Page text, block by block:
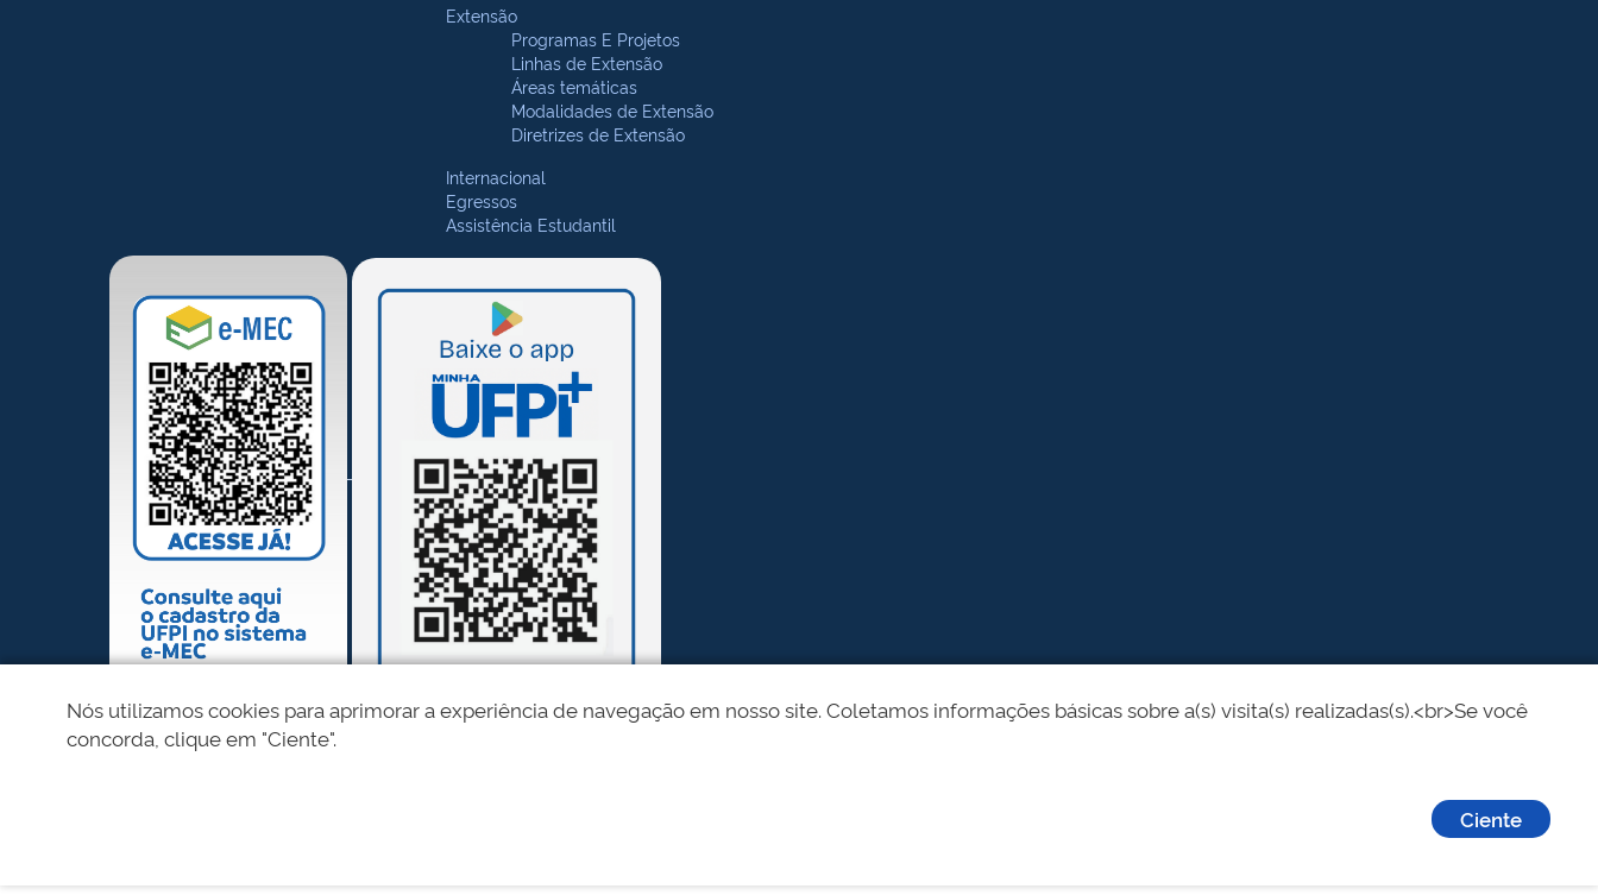
Extensão
Programas E Projetos
Linhas de Extensão
Áreas temáticas
Modalidades de Extensão
Diretrizes de Extensão
Internacional
Egressos
Assistência Estudantil
Nós utilizamos cookies para aprimorar a experiência de navegação em nosso site. Coletamos informações básicas sobre a(s) visita(s) realizadas(s).<br>Se você
concorda, clique em "Ciente".
Ciente